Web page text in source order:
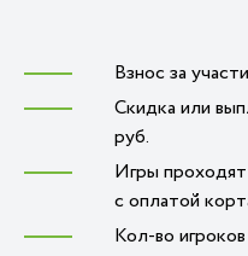
Взнос за
Скидка или
руб.
Игры проходят
с оплатой
Кол-во